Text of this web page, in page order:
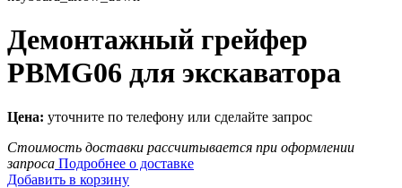
Демонтажный грейфер
PBMG06 для экскаватора
Цена: уточните по телефону или сделайте запрос
Стоимость доставки рассчитывается при оформлении
запроса Подробнее о доставке
Добавить в корзину